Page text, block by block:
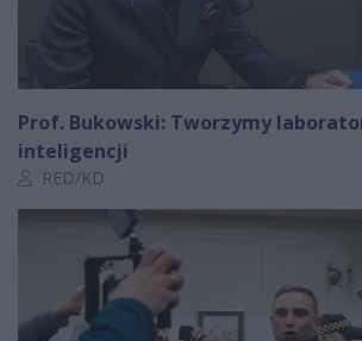
Prof. Bukowski: Tworzymy
inteligencji
Autor artykułu:
RED/KD